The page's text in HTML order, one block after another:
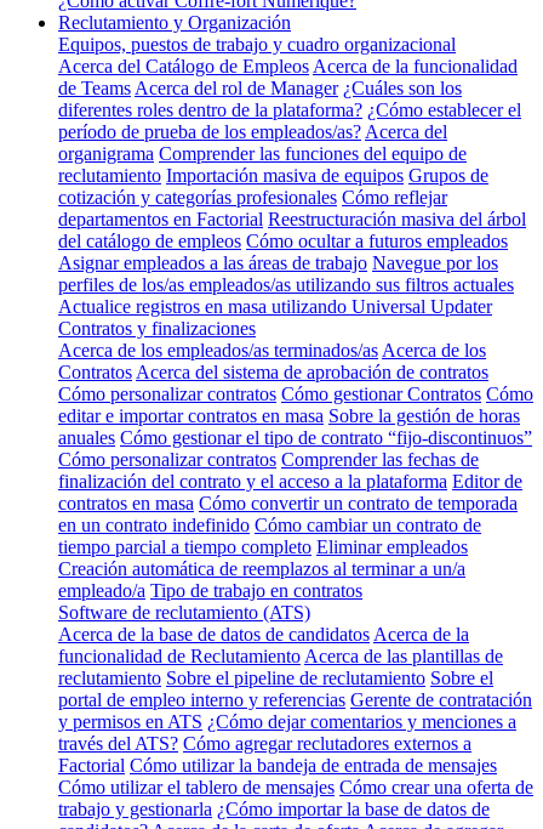
Reclutamiento y Organización
Equipos, puestos de trabajo y cuadro organizacional
Acerca del Catálogo de Empleos Acerca de la funcionalidad
de Teams Acerca del rol de Manager ¿Cuáles son los
diferentes roles dentro de la plataforma? ¿Cómo establecer el
período de prueba de los empleados/as? Acerca del
organigrama Comprender las funciones del equipo de
reclutamiento Importación masiva de equipos Grupos de
cotización y categorías profesionales Cómo reflejar
departamentos en Factorial Reestructuración masiva del árbol
del catálogo de empleos Cómo ocultar a futuros empleados
Asignar empleados a las áreas de trabajo Navegue por los
perfiles de los/as empleados/as utilizando sus filtros actuales
Actualice registros en masa utilizando Universal Updater
Contratos y finalizaciones
Acerca de los empleados/as terminados/as Acerca de los
Contratos Acerca del sistema de aprobación de contratos
Cómo personalizar contratos Cómo gestionar Contratos Cómo
editar e importar contratos en masa Sobre la gestión de horas
anuales Cómo gestionar el tipo de contrato “fijo-discontinuos”
Cómo personalizar contratos Comprender las fechas de
finalización del contrato y el acceso a la plataforma Editor de
contratos en masa Cómo convertir un contrato de temporada
en un contrato indefinido Cómo cambiar un contrato de
tiempo parcial a tiempo completo Eliminar empleados
Creación automática de reemplazos al terminar a un/a
empleado/a Tipo de trabajo en contratos
Software de reclutamiento (ATS)
Acerca de la base de datos de candidatos Acerca de la
funcionalidad de Reclutamiento Acerca de las plantillas de
reclutamiento Sobre el pipeline de reclutamiento Sobre el
portal de empleo interno y referencias Gerente de contratación
y permisos en ATS ¿Cómo dejar comentarios y menciones a
través del ATS? Cómo agregar reclutadores externos a
Factorial Cómo utilizar la bandeja de entrada de mensajes
Cómo utilizar el tablero de mensajes Cómo crear una oferta de
trabajo y gestionarla ¿Cómo importar la base de datos de